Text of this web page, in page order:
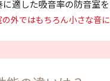
に適した吸音率の防音室を
外ではもちろん小さな音